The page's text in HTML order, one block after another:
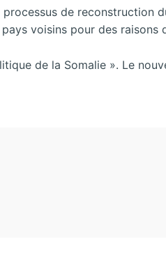
de reconstruction
voisins pour des raisons
de la Somalie ». Le